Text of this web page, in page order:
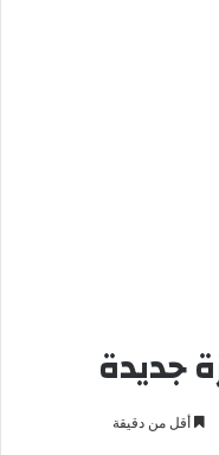
جديدة
أقل من دقيقة